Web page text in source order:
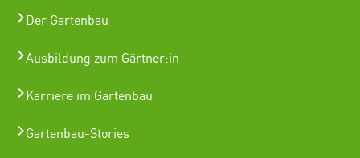
Der Gartenbau
Ausbildung zum Gärtner:in
Karriere im Gartenbau
Gartenbau-Stories